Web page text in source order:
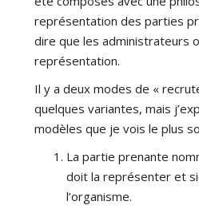
représentation des parties
dire que les administrateurs
représentation.
Il y a deux modes de «
quelques variantes, mais
modèles que je vois le plus
La partie prenante
doit la représenter et
l’organisme.